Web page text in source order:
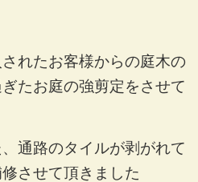
れたお客様からの庭木の
たお庭の強剪定をさせて
通路のタイルが剥がれて
させて頂きました